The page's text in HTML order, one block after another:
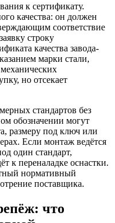
к сертификату.
качества: он должен
соответствие
строку
качества завода-
марки стали,
механических
но отсекает
стандартов без
обозначении могут
размеру под ключ или
Если монтаж ведётся
один стандарт,
к переналадке оснастки.
нормативный
поставщика.
что